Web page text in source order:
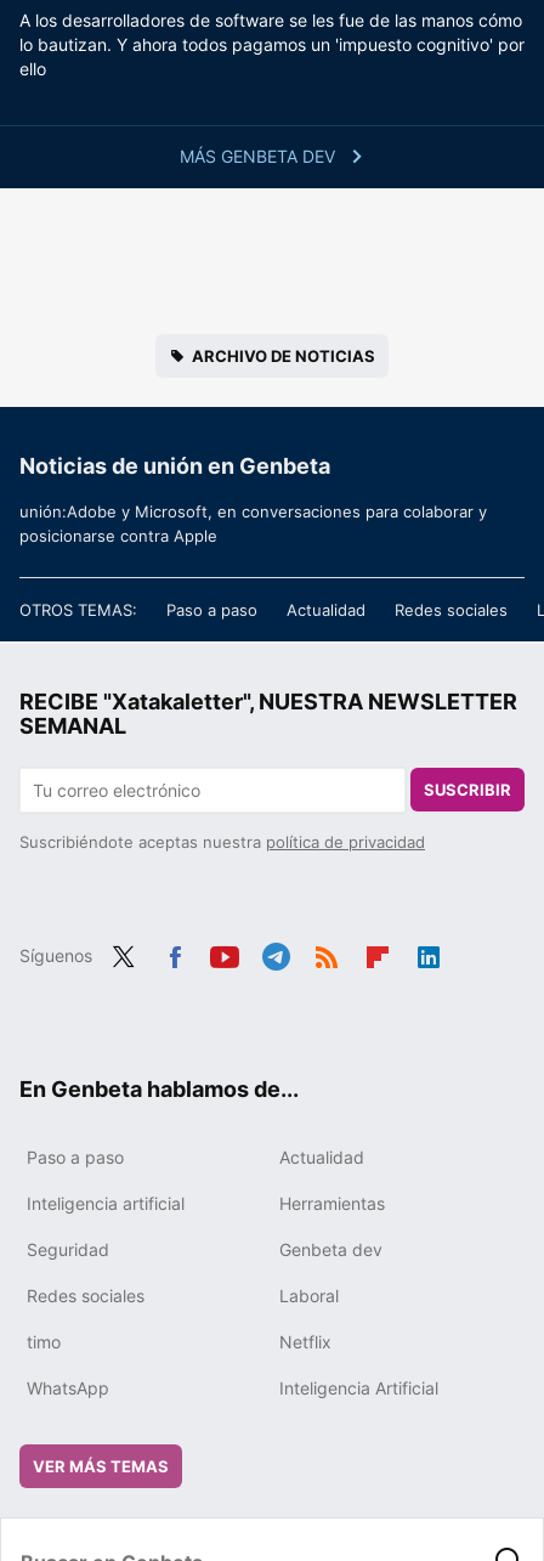
MÁS GENBETA DEV
A los desarrolladores de software se les fue de las manos cómo
lo bautizan. Y ahora todos pagamos un 'impuesto cognitivo' por
ello
ARCHIVO DE NOTICIAS
Noticias de unión en Genbeta
unión:Adobe y Microsoft, en conversaciones para colaborar y
posicionarse contra Apple
OTROS TEMAS: Paso a paso Actualidad Redes sociales
RECIBE "Xatakaletter", NUESTRA NEWSLETTER
SEMANAL
SUSCRIBIR
Suscribiéndote aceptas nuestra política de privacidad
Síguenos
En Genbeta hablamos de...
Paso a paso Actualidad
Inteligencia artificial Herramientas
Seguridad Genbeta dev
Redes sociales Laboral
timo Netflix
WhatsApp Inteligencia Artificial
VER MÁS TEMAS